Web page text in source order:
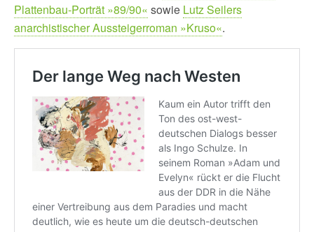
Plattenbau-Porträt »89/90« sowie Lutz Seilers
anarchistischer Aussteigerroman »Kruso«.